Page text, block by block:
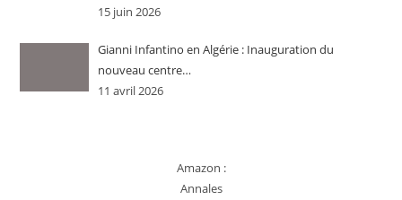
15 juin 2026
Gianni Infantino en Algérie : Inauguration du
nouveau centre…
11 avril 2026
Amazon :
Annales